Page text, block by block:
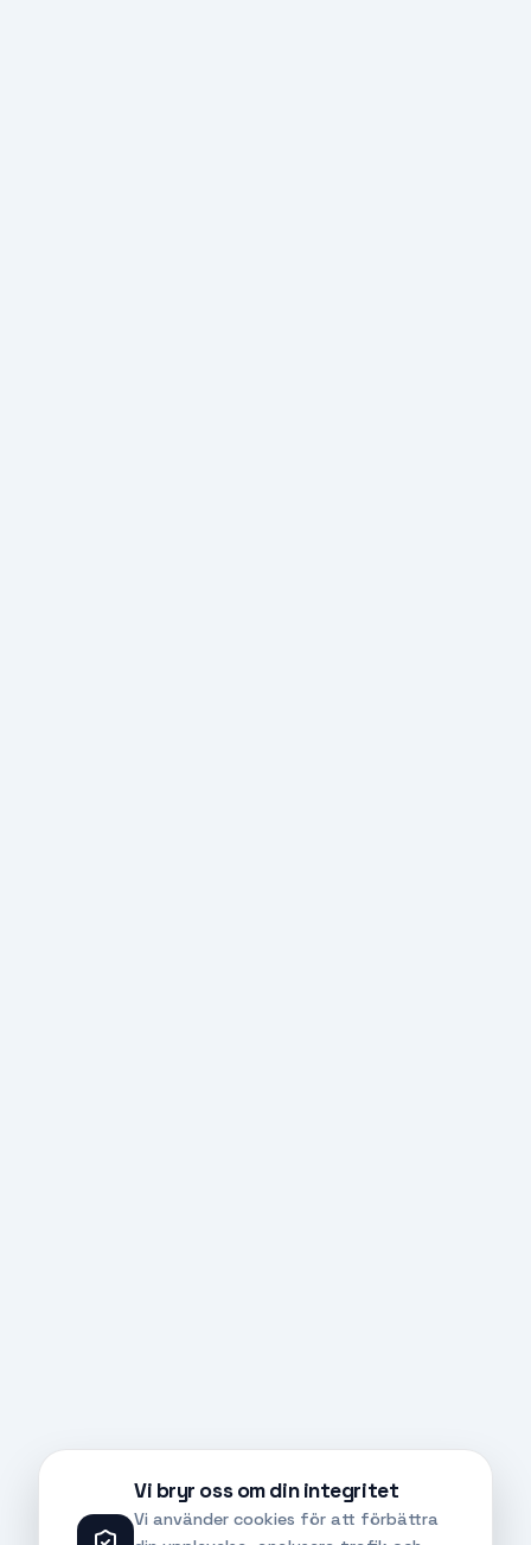
Vi bryr oss om din integritet
Vi använder cookies för att förbättra